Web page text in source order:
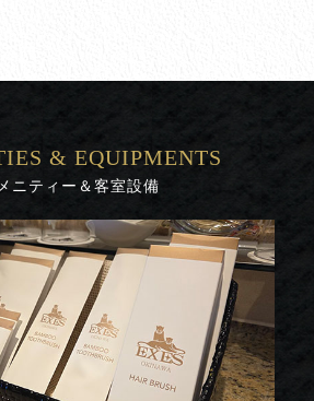
& EQUIPMENTS
ニティー＆客室設備